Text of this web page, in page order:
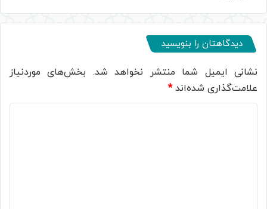
دیدگاهتان را بنویسید
نشانی ایمیل شما منتشر نخواهد شد. بخش‌های موردنیاز
علامت‌گذاری شده‌اند*